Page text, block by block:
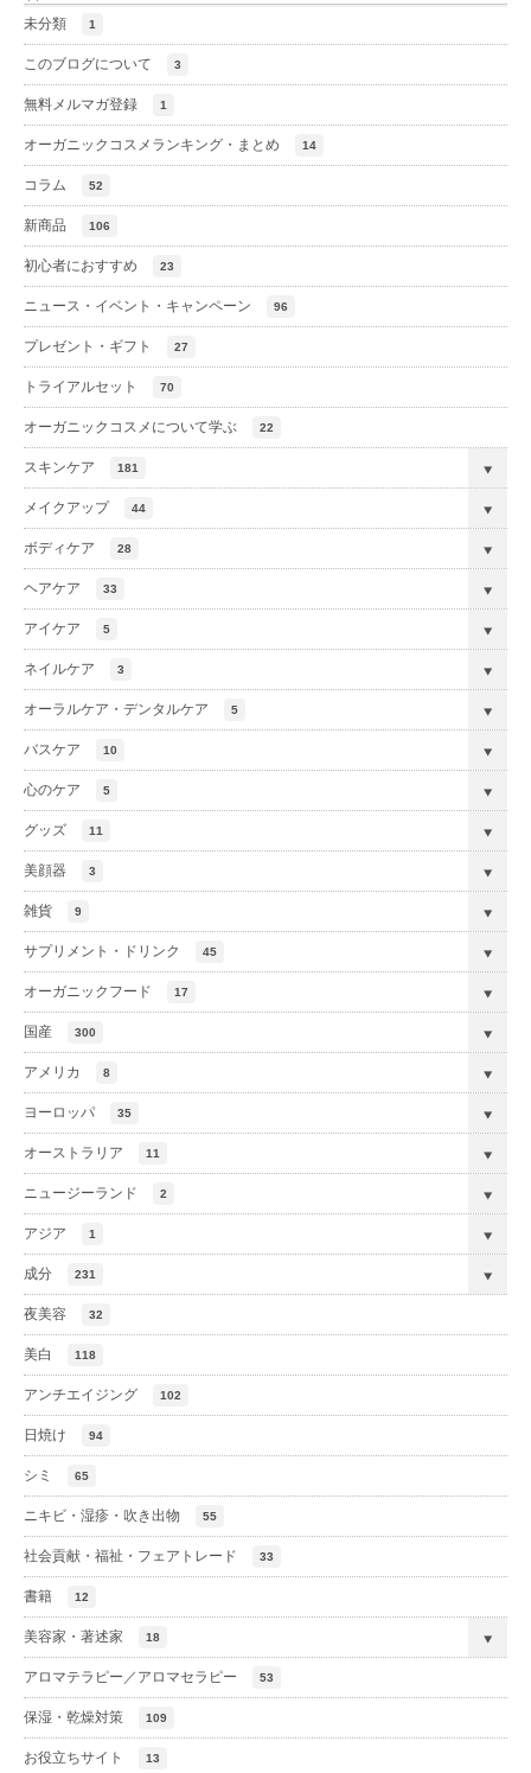
未分類 1
このブログについて 3
無料メルマガ登録 1
オーガニックコスメランキング・まとめ 14
コラム 52
新商品 106
初心者におすすめ 23
ニュース・イベント・キャンペーン 96
プレゼント・ギフト 27
トライアルセット 70
オーガニックコスメについて学ぶ 22
スキンケア 181
メイクアップ 44
ボディケア 28
ヘアケア 33
アイケア 5
ネイルケア 3
オーラルケア・デンタルケア 5
バスケア 10
心のケア 5
グッズ 11
美顔器 3
雑貨 9
サプリメント・ドリンク 45
オーガニックフード 17
国産 300
アメリカ 8
ヨーロッパ 35
オーストラリア 11
ニュージーランド 2
アジア 1
成分 231
夜美容 32
美白 118
アンチエイジング 102
日焼け 94
シミ 65
ニキビ・湿疹・吹き出物 55
社会貢献・福祉・フェアトレード 33
書籍 12
美容家・著述家 18
アロマテラピー／アロマセラピー 53
保湿・乾燥対策 109
お役立ちサイト 13